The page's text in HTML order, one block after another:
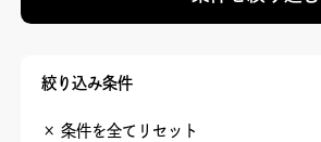
絞り込み条件
× 条件を全てリセット